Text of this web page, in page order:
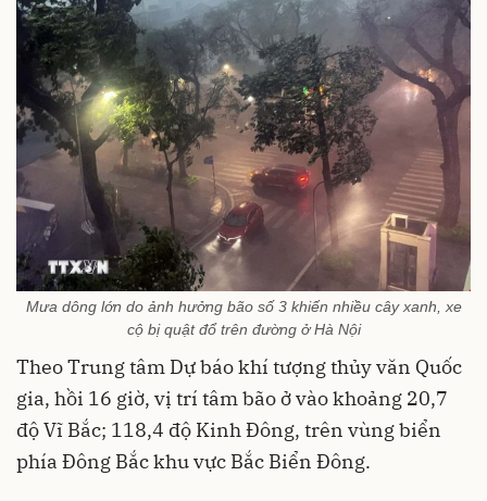
Mưa dông lớn do ảnh hưởng bão số 3 khiến nhiều cây xanh, xe
cộ bị quật đổ trên đường ở Hà Nội
Theo Trung tâm Dự báo khí tượng thủy văn Quốc
gia, hồi 16 giờ, vị trí tâm bão ở vào khoảng 20,7
độ Vĩ Bắc; 118,4 độ Kinh Đông, trên vùng biển
phía Đông Bắc khu vực Bắc Biển Đông.